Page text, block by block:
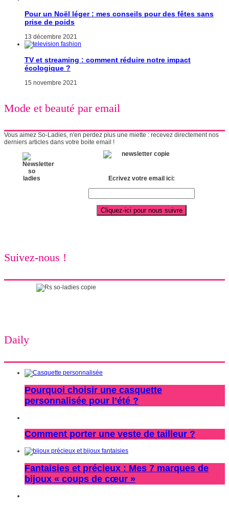
Pour un Noël léger : mes conseils pour des fêtes sans
prise de poids
13 décembre 2021
TV et streaming : comment réduire notre impact
écologique ?
15 novembre 2021
Mode et beauté par email
Vous aimez So-Ladies, n'en perdez plus une miette : recevez directement nos
derniers articles dans votre boite email !
Ecrivez votre email ici:
Suivez-nous !
Daily
Pourquoi choisir une casquette
personnalisée pour l’été ?
Comment porter une veste de tailleur ?
Fantaisies et précieux : Mes 7 marques de
bijoux « coups de cœur »